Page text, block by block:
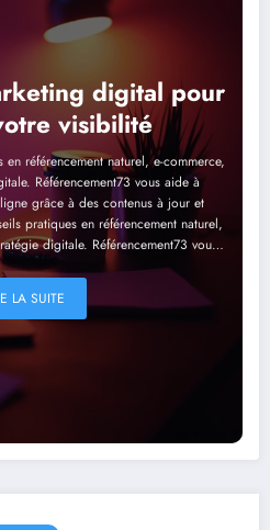
digital pour
visibilité
référencement naturel, e-commerce,
Référencement73 vous aide à
grâce à des contenus à jour et
pratiques en référencement naturel,
digitale. Référencement73 vous
ligne grâce à des contenus à jour et
pratiques en référencement naturel,
digitale. Référencement73 vous
ligne grâce à des contenus à jour et
pratiques en référencement naturel,
digitale. Référencement73 vous
ligne grâce à des contenus à jour et
LA SUITE